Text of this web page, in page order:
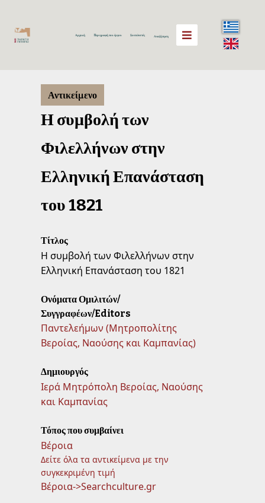
Αρχική Περιγραφή του έργου Συντελεστές Αναζήτηση
Η συμβολή των
Φιλελλήνων στην
Ελληνική Επανάσταση
του 1821
Αντικείμενο
Τίτλος
Η συμβολή των Φιλελλήνων στην
Ελληνική Επανάσταση του 1821
Ονόματα Ομιλιτών/
Συγγραφέων/Editors
Παντελεήμων (Μητροπολίτης
Βεροίας, Ναούσης και Καμπανίας)
Δημιουργός
Ιερά Μητρόπολη Βεροίας, Ναούσης
και Καμπανίας
Τόπος που συμβαίνει
Βέροια
Δείτε όλα τα αντικείμενα με την
συγκεκριμένη τιμή
Βέροια->Searchculture.gr